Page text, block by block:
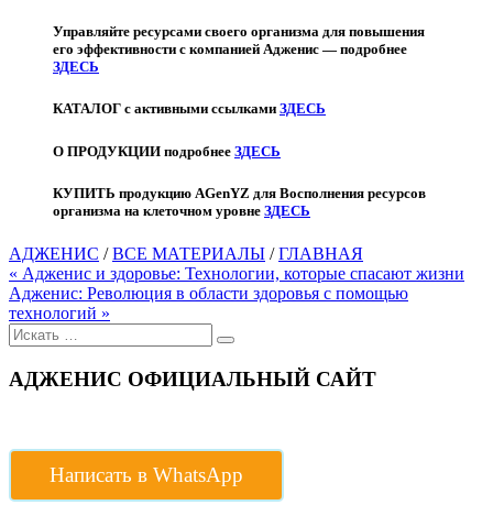
Управляйте ресурсами своего организма для повышения
его эффективности с компанией Адженис — подробнее
ЗДЕСЬ
КАТАЛОГ с активными ссылками ЗДЕСЬ
О ПРОДУКЦИИ подробнее ЗДЕСЬ
КУПИТЬ продукцию AGenYZ для Восполнения ресурсов
организма на клеточном уровне ЗДЕСЬ
АДЖЕНИС /ВСЕ МАТЕРИАЛЫ /ГЛАВНАЯ
Навигация
по
записям
« Адженис и здоровье: Технологии, которые спасают жизни
Адженис: Революция в области здоровья с помощью
технологий »
Поиск
для:
АДЖЕНИС ОФИЦИАЛЬНЫЙ САЙТ
Написать в WhatsApp